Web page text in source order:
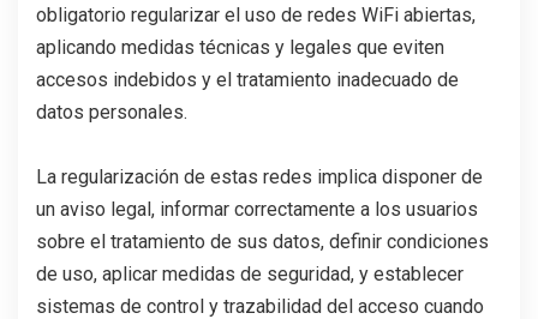
obligatorio regularizar el uso de redes WiFi abiertas,
aplicando medidas técnicas y legales que eviten
accesos indebidos y el tratamiento inadecuado de
datos personales.
La regularización de estas redes implica disponer de
un aviso legal, informar correctamente a los usuarios
sobre el tratamiento de sus datos, definir condiciones
de uso, aplicar medidas de seguridad, y establecer
sistemas de control y trazabilidad del acceso cuando